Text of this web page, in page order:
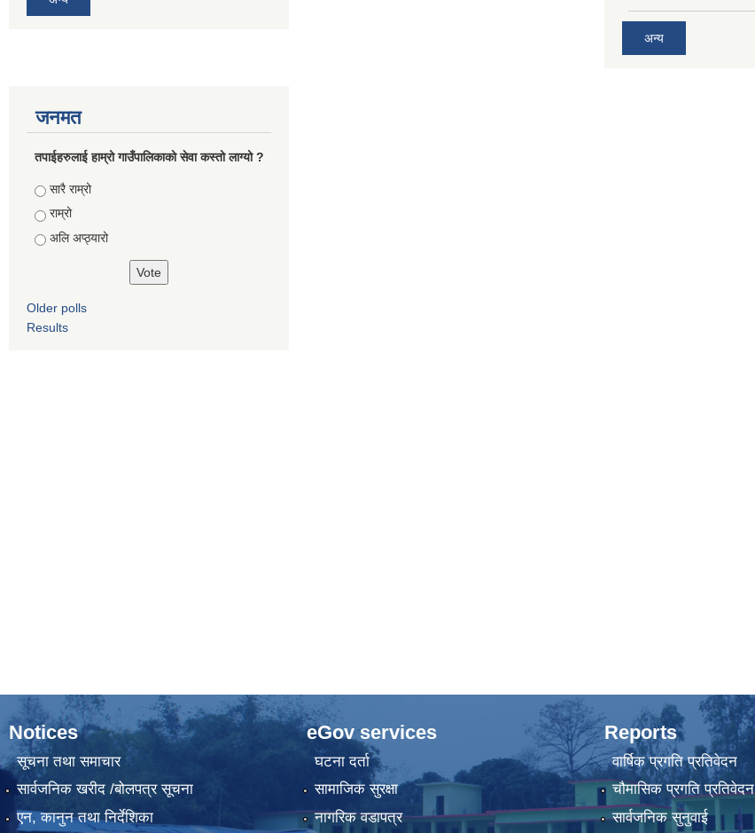
अन्य
जनमत
तपाईहरुलाई हाम्रो गाउँपालिकाको सेवा कस्तो लाग्यो ?
Choices
सारै राम्रो
राम्रो
अलि अप्ठ्यारो
Older polls
Results
Notices
सूचना तथा समाचार
सार्वजनिक खरीद /बोलपत्र सूचना
एन, कानुन तथा निर्देशिका
eGov services
घटना दर्ता
सामाजिक सुरक्षा
नागरिक वडापत्र
Reports
वार्षिक प्रगति प्रतिवेदन
चौमासिक प्रगति प्रतिवेदन
सार्वजनिक सुनुवाई